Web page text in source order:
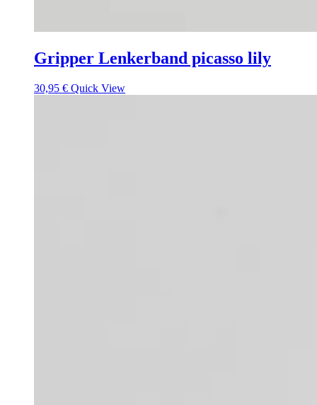
Gripper Lenkerband picasso lily
30,95 € Quick View